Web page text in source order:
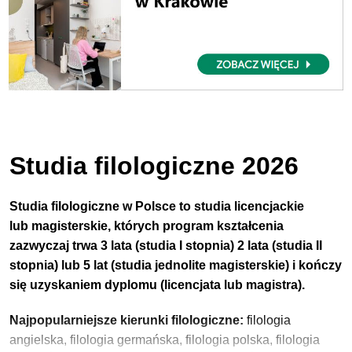
Studia filologiczne 2026
Studia filologiczne w Polsce to studia licencjackie
lub magisterskie, których program kształcenia
zazwyczaj trwa 3 lata (studia I stopnia) 2 lata (studia II
stopnia) lub 5 lat (studia jednolite magisterskie) i kończy
się uzyskaniem dyplomu (licencjata lub magistra).
Najpopularniejsze kierunki filologiczne: filologia
angielska, filologia germańska, filologia polska, filologia